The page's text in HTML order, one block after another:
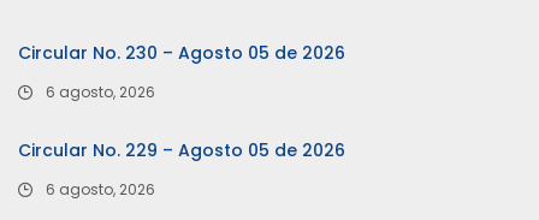
Circular No. 230 – Agosto 05 de 2026
6 agosto, 2026
Circular No. 229 – Agosto 05 de 2026
6 agosto, 2026